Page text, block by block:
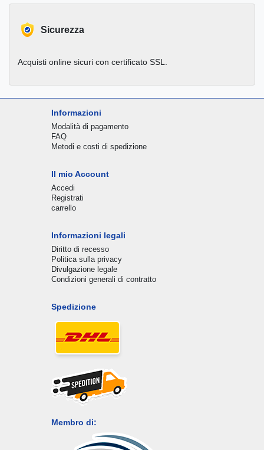
Sicurezza
Acquisti online sicuri con certificato SSL.
Informazioni
Modalità di pagamento
FAQ
Metodi e costi di spedizione
Il mio Account
Accedi
Registrati
carrello
Informazioni legali
Diritto di recesso
Politica sulla privacy
Divulgazione legale
Condizioni generali di contratto
Spedizione
Membro di: